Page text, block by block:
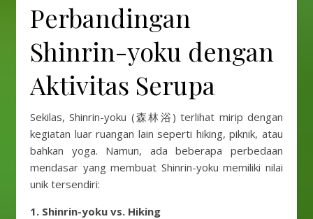
Perbandingan
Shinrin-yoku dengan
Aktivitas Serupa
Sekilas, Shinrin-yoku (森林浴) terlihat mirip dengan
kegiatan luar ruangan lain seperti hiking, piknik, atau
bahkan yoga. Namun, ada beberapa perbedaan
mendasar yang membuat Shinrin-yoku memiliki nilai
unik tersendiri:
1. Shinrin-yoku vs. Hiking